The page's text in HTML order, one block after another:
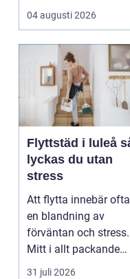
vill ha ett rent hem
04 augusti 2026
Flyttstäd i luleå så
lyckas du utan
stress
Att flytta innebär ofta
en blandning av
förväntan och stress.
Mitt i allt packande
och planerande dy...
31 juli 2026